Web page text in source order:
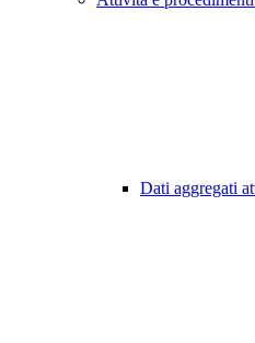
Dati aggregati